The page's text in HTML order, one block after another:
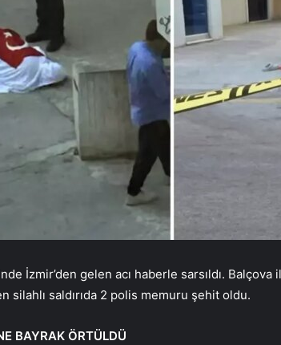
İzmir’den gelen acı haberle sarsıldı.
silahlı saldırıda 2 polis memuru şehit oldu.
BAYRAK ÖRTÜLDÜ